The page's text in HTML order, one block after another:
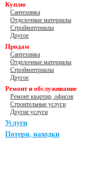
Куплю
Сантехника
Отделочные материалы
Стройматериалы
Другое
Продам
Сантехника
Отделочные материалы
Стройматериалы
Другое
Ремонт и обслуживание
Ремонт квартир, офисов
Строительные услуги
Другие услуги
Услуги
Потери, находки